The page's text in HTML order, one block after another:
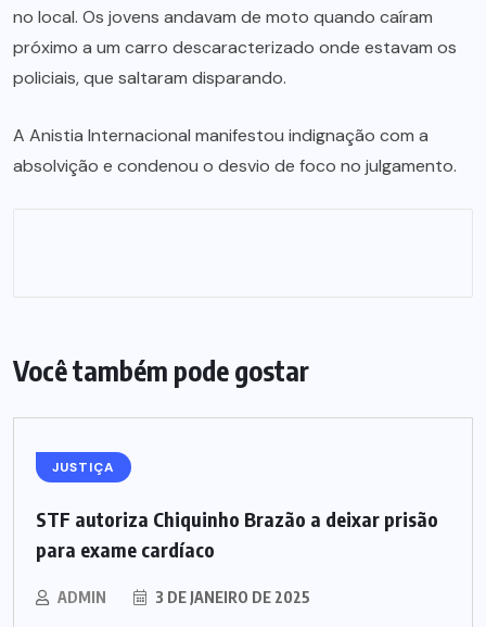
no local. Os jovens andavam de moto quando caíram
próximo a um carro descaracterizado onde estavam os
policiais, que saltaram disparando.
A Anistia Internacional manifestou indignação com a
absolvição e condenou o desvio de foco no julgamento.
Você também pode gostar
JUSTIÇA
STF autoriza Chiquinho Brazão a deixar prisão
para exame cardíaco
ADMIN 3 DE JANEIRO DE 2025